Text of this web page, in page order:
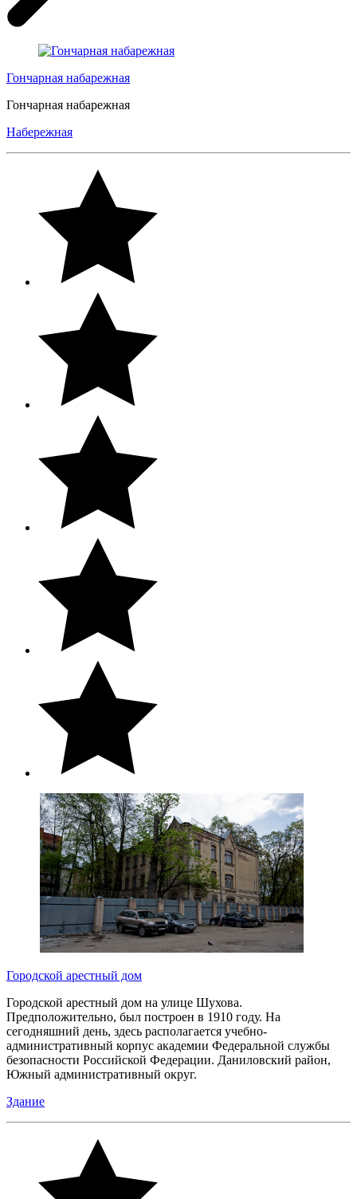
Гончарная набарежная
Гончарная набарежная
Набережная
Городской арестный дом
Городской арестный дом на улице Шухова.
Предположительно, был построен в 1910 году. На
сегодняшний день, здесь располагается учебно-
административный корпус академии Федеральной службы
безопасности Российской Федерации. Даниловский район,
Южный административный округ.
Здание